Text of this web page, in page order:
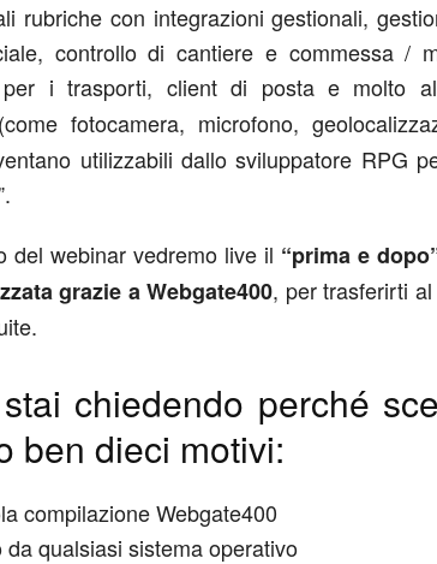
rubriche con integrazioni gestionali,
controllo di cantiere e commessa /
per i trasporti, client di posta e molto
(come fotocamera, microfono,
utilizzabili dallo sviluppatore RPG
del webinar vedremo live il “prima e
grazie a Webgate400, per trasferirti
chiedendo perché
ben dieci motivi:
compilazione Webgate400
da qualsiasi sistema operativo